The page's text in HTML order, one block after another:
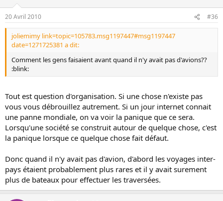
20 Avril 2010 #36
joliemimy link=topic=105783.msg1197447#msg1197447
date=1271725381 a dit:
Comment les gens faisaient avant quand il n'y avait pas d'avions??
:blink:
Tout est question d'organisation. Si une chose n'existe pas
vous vous débrouillez autrement. Si un jour internet connait
une panne mondiale, on va voir la panique que ce sera.
Lorsqu'une société se construit autour de quelque chose, c'est
la panique lorsque ce quelque chose fait défaut.
Donc quand il n'y avait pas d'avion, d'abord les voyages inter-
pays étaient probablement plus rares et il y avait surement
plus de bateaux pour effectuer les traversées.